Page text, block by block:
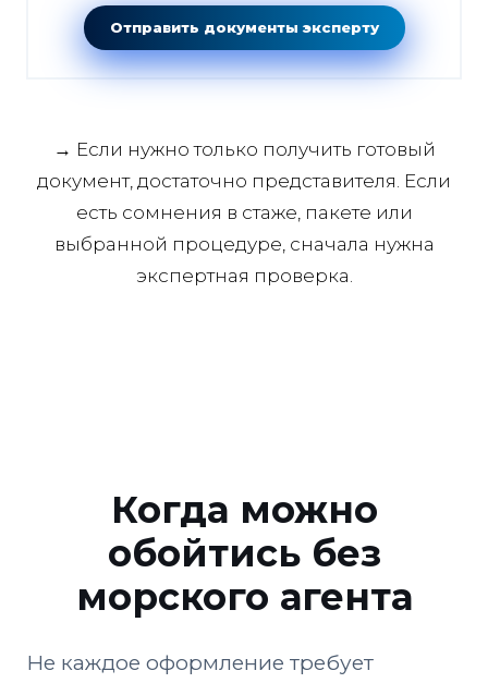
Отправить документы эксперту
→ Если нужно только получить готовый
документ, достаточно представителя. Если
есть сомнения в стаже, пакете или
выбранной процедуре, сначала нужна
экспертная проверка.
Когда можно
обойтись без
морского агента
Не каждое оформление требует